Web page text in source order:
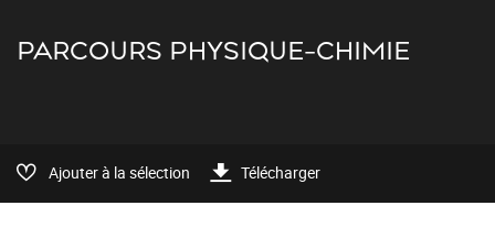
PARCOURS PHYSIQUE-CHIMIE
Ajouter à la sélection Télécharger